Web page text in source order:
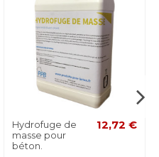
Hydrofuge de
masse pour
béton.
12,72 €